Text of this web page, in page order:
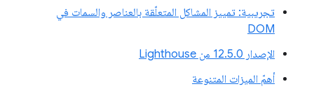
تجريبية: تمييز المشاكل المتعلّقة بالعناصر والسمات في
DOM
الإصدار 12.5.0 من Lighthouse
أهمّ الميزات المتنوعة